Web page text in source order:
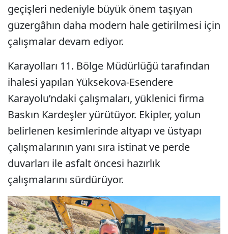
geçişleri nedeniyle büyük önem taşıyan
güzergâhın daha modern hale getirilmesi için
çalışmalar devam ediyor.
Karayolları 11. Bölge Müdürlüğü tarafından
ihalesi yapılan Yüksekova-Esendere
Karayolu’ndaki çalışmaları, yüklenici firma
Baskın Kardeşler yürütüyor. Ekipler, yolun
belirlenen kesimlerinde altyapı ve üstyapı
çalışmalarının yanı sıra istinat ve perde
duvarları ile asfalt öncesi hazırlık
çalışmalarını sürdürüyor.